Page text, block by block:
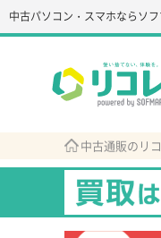
中古パソコン・スマホならソ
中古通販のリ